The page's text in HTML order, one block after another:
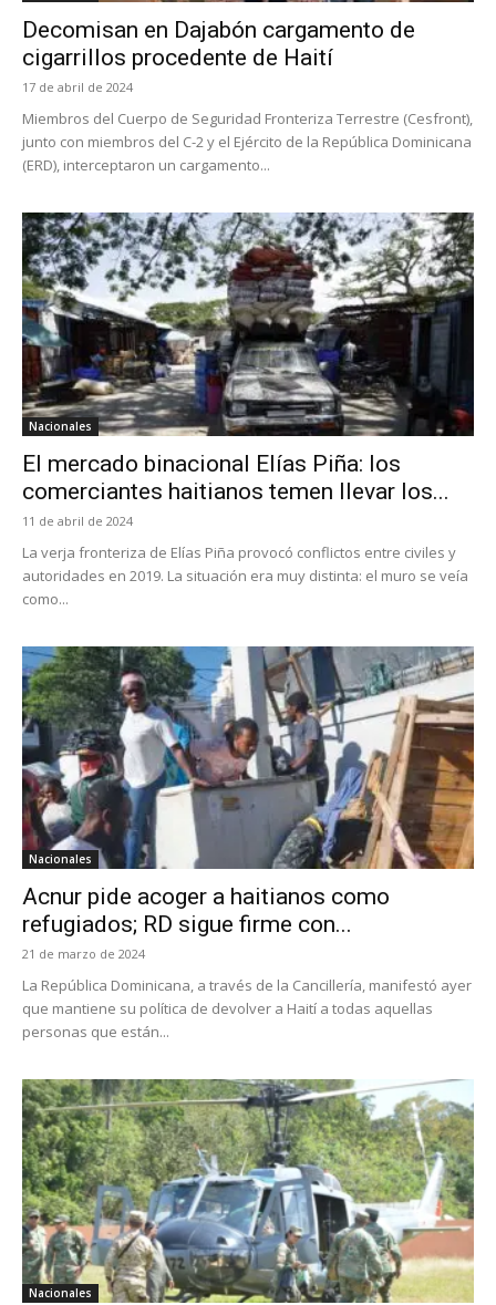
Decomisan en Dajabón cargamento de
cigarrillos procedente de Haití
17 de abril de 2024
Miembros del Cuerpo de Seguridad Fronteriza Terrestre (Cesfront),
junto con miembros del C-2 y el Ejército de la República Dominicana
(ERD), interceptaron un cargamento...
Nacionales
El mercado binacional Elías Piña: los
comerciantes haitianos temen llevar los...
11 de abril de 2024
La verja fronteriza de Elías Piña provocó conflictos entre civiles y
autoridades en 2019. La situación era muy distinta: el muro se veía
como...
Nacionales
Acnur pide acoger a haitianos como
refugiados; RD sigue firme con...
21 de marzo de 2024
La República Dominicana, a través de la Cancillería, manifestó ayer
que mantiene su política de devolver a Haití a todas aquellas
personas que están...
Nacionales